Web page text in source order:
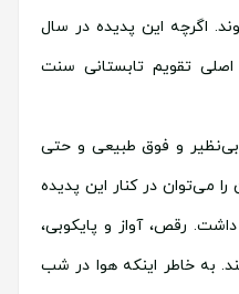
اگرچه این پدیده در سال
اصلی تقویم تابستانی سنت
بی‌نظیر و فوق طبیعی و حتی
می‌توان در کنار این پدیده
رقص، آواز و پایکوبی،
به خاطر اینکه هوا در شب